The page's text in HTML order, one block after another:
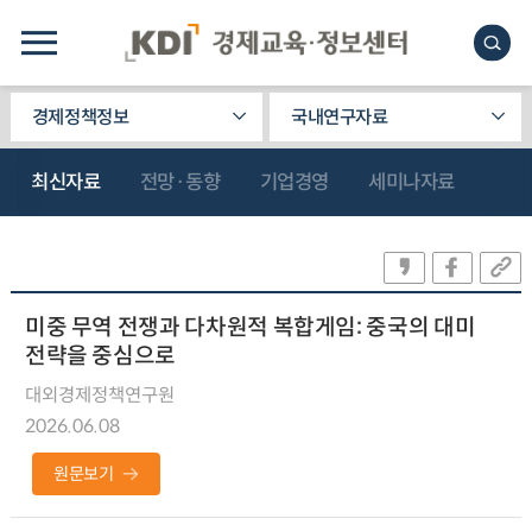
경제정책정보 국내연구자료
최신자료 전망·동향 기업경영 세미나자료
미중 무역 전쟁과 다차원적 복합게임: 중국의 대미
전략을 중심으로
대외경제정책연구원
2026.06.08
원문보기